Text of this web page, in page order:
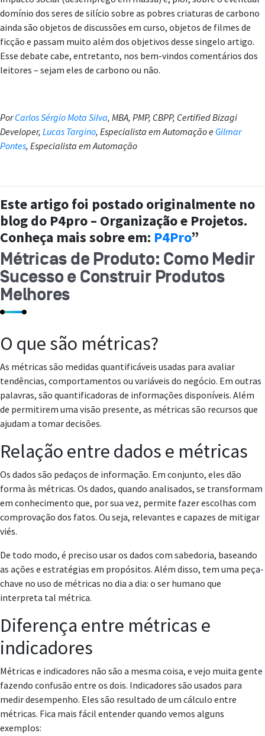
domínio dos seres de silício sobre as pobres criaturas de carbono
ainda são objetos de discussões em curso, objetos de filmes de
ficção e passam muito além dos objetivos desse singelo artigo.
Esse debate cabe, entretanto, nos bem-vindos comentários dos
leitores – sejam eles de carbono ou não.
PorCarlos Sérgio Mota Silva, MBA, PMP, CBPP, Certified Bizagi
Developer, Lucas Targino, Especialista em Automação e Gilmar
Pontes, Especialista em Automação
Este artigo foi postado originalmente no
blog do P4pro – Organização e Projetos.
Conheça mais sobre em: P4Pro”
Métricas de Produto: Como Medir
Sucesso e Construir Produtos
Melhores
O que são métricas?
As métricas são medidas quantificáveis usadas para avaliar
tendências, comportamentos ou variáveis do negócio. Em outras
palavras, são quantificadoras de informações disponíveis. Além
de permitirem uma visão presente, as métricas são recursos que
ajudam a tomar decisões.
Relação entre dados e métricas
Os dados são pedaços de informação. Em conjunto, eles dão
forma às métricas. Os dados, quando analisados, se transformam
em conhecimento que, por sua vez, permite fazer escolhas com
comprovação dos fatos. Ou seja, relevantes e capazes de mitigar
viés.
De todo modo, é preciso usar os dados com sabedoria, baseando
as ações e estratégias em propósitos. Além disso, tem uma peça-
chave no uso de métricas no dia a dia: o ser humano que
interpreta tal métrica.
Diferença entre métricas e
indicadores
Métricas e indicadores não são a mesma coisa, e vejo muita gente
fazendo confusão entre os dois. Indicadores são usados para
medir desempenho. Eles são resultado de um cálculo entre
métricas. Fica mais fácil entender quando vemos alguns
exemplos: